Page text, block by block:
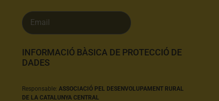
INFORMACIÓ BÀSICA DE PROTECCIÓ DE
DADES
Responsable: ASSOCIACIÓ PEL DESENVOLUPAMENT RURAL
DE LA CATALUNYA CENTRAL